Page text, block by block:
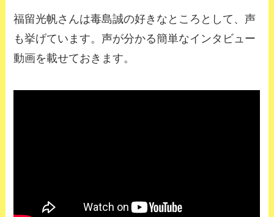
福留光帆さんは毒島誠の好きなところとして、声
も挙げています。声が分かる簡単なインタビュー
動画を載せておきます。